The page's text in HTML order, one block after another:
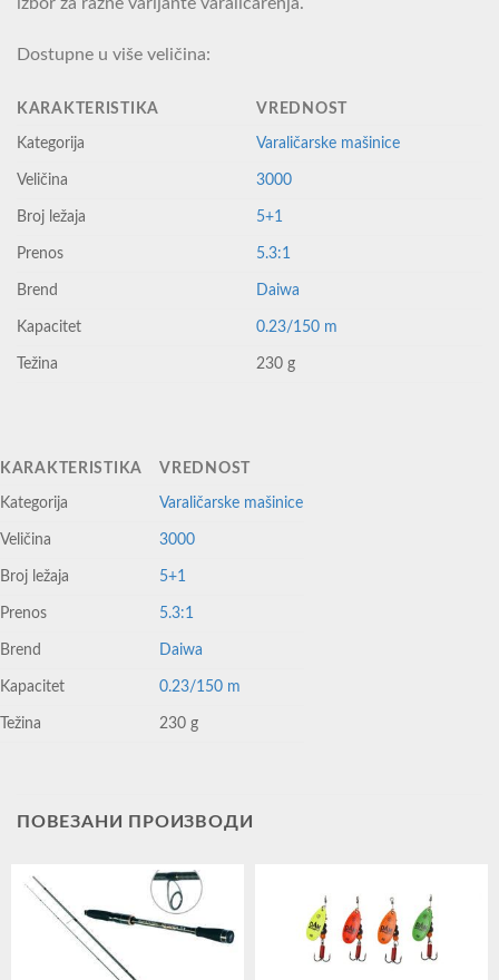
izbor za razne varijante varaličarenja.
Dostupne u više veličina:
KARAKTERISTIKA VREDNOST
Kategorija Varaličarske mašinice
Veličina 3000
Broj ležaja 5+1
Prenos 5.3:1
Brend Daiwa
Kapacitet 0.23/150 m
Težina 230 g
KARAKTERISTIKA VREDNOST
Kategorija Varaličarske mašinice
Veličina 3000
Broj ležaja 5+1
Prenos 5.3:1
Brend Daiwa
Kapacitet 0.23/150 m
Težina 230 g
ПОВЕЗАНИ ПРОИЗВОДИ